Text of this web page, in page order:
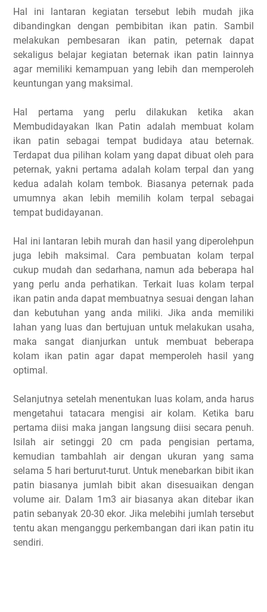
Hal ini lantaran kegiatan tersebut lebih mudah jika
dibandingkan dengan pembibitan ikan patin. Sambil
melakukan pembesaran ikan patin, peternak dapat
sekaligus belajar kegiatan beternak ikan patin lainnya
agar memiliki kemampuan yang lebih dan memperoleh
keuntungan yang maksimal.
Hal pertama yang perlu dilakukan ketika akan
Membudidayakan Ikan Patin adalah membuat kolam
ikan patin sebagai tempat budidaya atau beternak.
Terdapat dua pilihan kolam yang dapat dibuat oleh para
peternak, yakni pertama adalah kolam terpal dan yang
kedua adalah kolam tembok. Biasanya peternak pada
umumnya akan lebih memilih kolam terpal sebagai
tempat budidayanan.
Hal ini lantaran lebih murah dan hasil yang diperolehpun
juga lebih maksimal. Cara pembuatan kolam terpal
cukup mudah dan sedarhana, namun ada beberapa hal
yang perlu anda perhatikan. Terkait luas kolam terpal
ikan patin anda dapat membuatnya sesuai dengan lahan
dan kebutuhan yang anda miliki. Jika anda memiliki
lahan yang luas dan bertujuan untuk melakukan usaha,
maka sangat dianjurkan untuk membuat beberapa
kolam ikan patin agar dapat memperoleh hasil yang
optimal.
Selanjutnya setelah menentukan luas kolam, anda harus
mengetahui tatacara mengisi air kolam. Ketika baru
pertama diisi maka jangan langsung diisi secara penuh.
Isilah air setinggi 20 cm pada pengisian pertama,
kemudian tambahlah air dengan ukuran yang sama
selama 5 hari berturut-turut. Untuk menebarkan bibit ikan
patin biasanya jumlah bibit akan disesuaikan dengan
volume air. Dalam 1m3 air biasanya akan ditebar ikan
patin sebanyak 20-30 ekor. Jika melebihi jumlah tersebut
tentu akan menganggu perkembangan dari ikan patin itu
sendiri.